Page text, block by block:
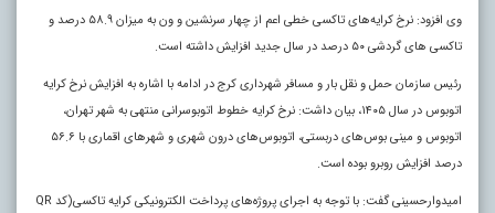
وی افزود: نرخ کرایه‌های تاکسی خطی اعم از چهار سرنشین و ون به میزان ۵۸.۹ درصد و
تاکسی های گردشی ۵۰ درصد در سال جدید افزایش داشته است.
رئیس سازمان حمل و نقل بار و مسافر شهرداری کرج در ادامه با اشاره به افزایش نرخ کرایه
اتوبوس در سال ۱۴۰۵، بیان داشت: نرخ کرایه خطوط اتوبوسرانی منتهی به شهر تهران،
اتوبوس و مینی بوس‌های دربستی، اتوبوس‌های درون شهری و شهرهای اقماری با ۵۶.۶
درصد افزایش روبرو بوده است.
امیدوارحسینی گفت: با توجه به اجرای پروژه‌های پرداخت الکترونیکی کرایه تاکسی(کد QR